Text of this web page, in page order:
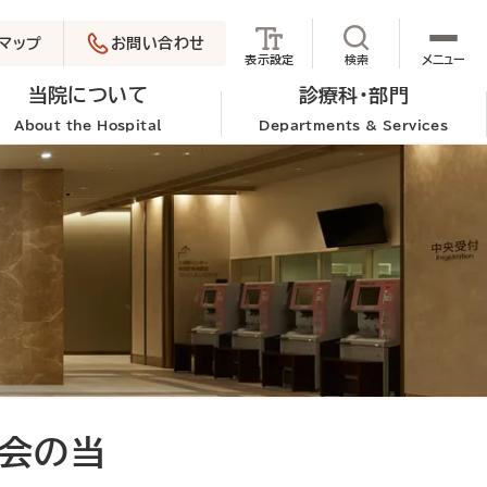
当院について
About the Hospital
診療科・部門
Departments & Services
ップ お問い合わせ
表示設定 検索サイト内検索を
メニュー
の当